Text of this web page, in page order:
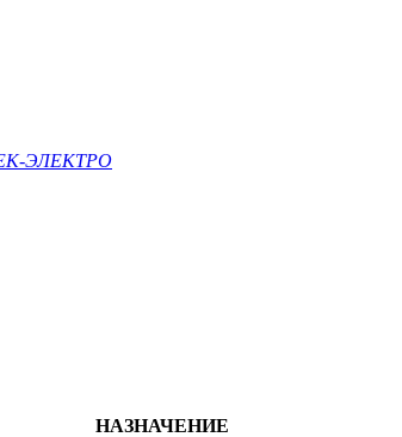
ЭЛЕКТРО
НАЗНАЧЕНИЕ